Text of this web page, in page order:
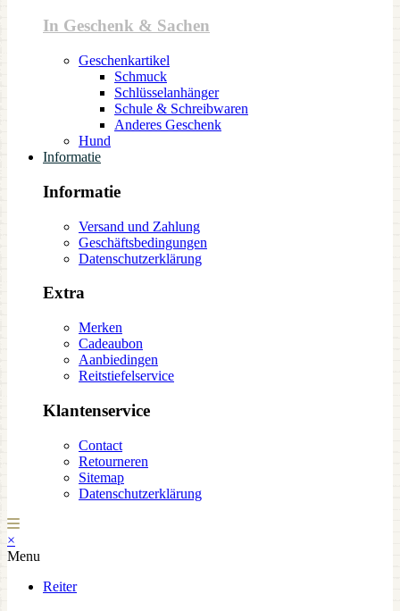
In Geschenk & Sachen
Geschenkartikel
Schmuck
Schlüsselanhänger
Schule & Schreibwaren
Anderes Geschenk
Hund
Informatie
Informatie
Versand und Zahlung
Geschäftsbedingungen
Datenschutzerklärung
Extra
Merken
Cadeaubon
Aanbiedingen
Reitstiefelservice
Klantenservice
Contact
Retourneren
Sitemap
Datenschutzerklärung
×
Menu
Reiter